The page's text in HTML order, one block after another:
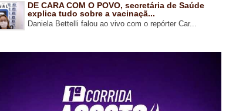
DE CARA COM O POVO, secretária de Saúde
explica tudo sobre a vacinaçã...
Daniela Bettelli falou ao vivo com o repórter Car...